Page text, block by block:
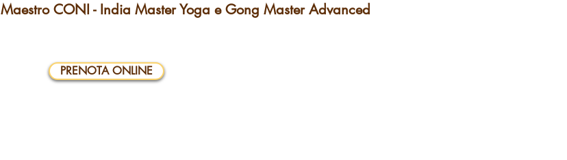
Maestro CONI - India Master Yoga e Gong Master Advanced
PRENOTA ONLINE